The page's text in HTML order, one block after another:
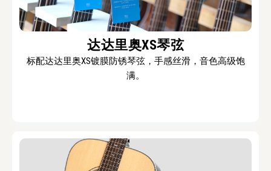
达达里奥XS琴弦
标配达达里奥XS镀膜防锈琴弦，手感丝滑，音色高级饱
满。